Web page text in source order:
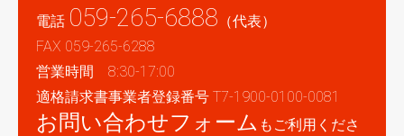
電話 059-265-6888 （代表）
FAX 059-265-6288
営業時間 8:30-17:00
適格請求書事業者登録番号 T7-1900-0100-0081
お問い合わせフォーム もご利用くださ